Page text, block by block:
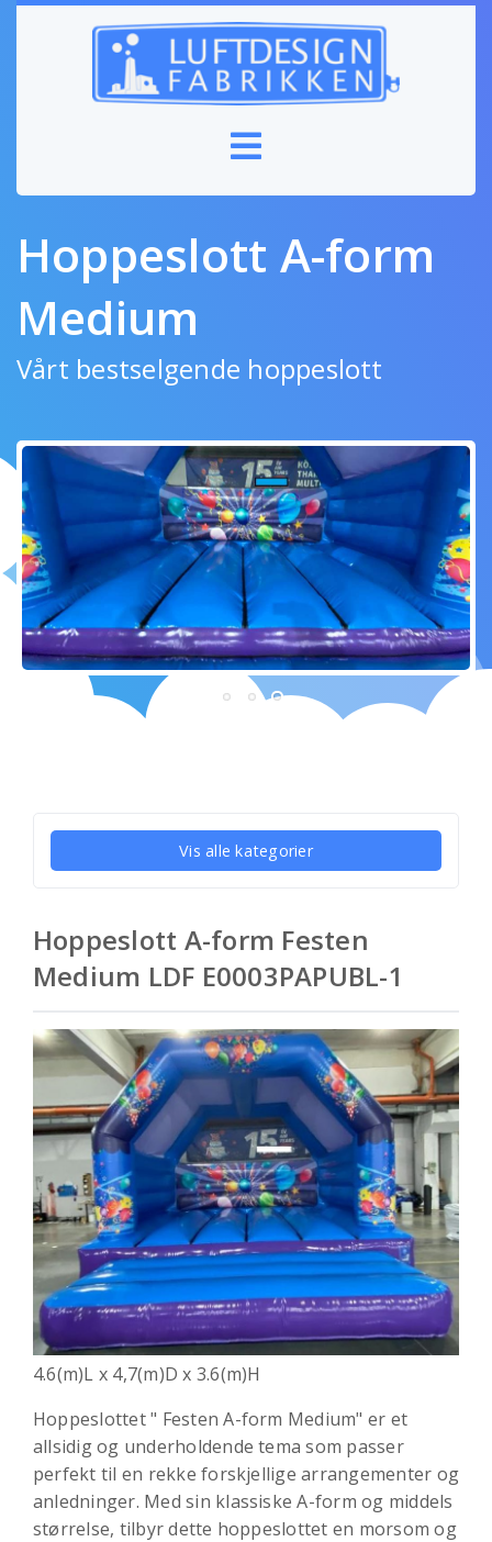
Hoppeslott A-form
Medium
Vårt bestselgende hoppeslott
Vis alle kategorier
Hoppeslott A-form Festen
Medium LDF E0003PAPUBL-1
4.6(m)L x 4,7(m)D x 3.6(m)H
Hoppeslottet " Festen A-form Medium" er et
allsidig og underholdende tema som passer
perfekt til en rekke forskjellige arrangementer og
anledninger. Med sin klassiske A-form og middels
størrelse, tilbyr dette hoppeslottet en morsom og